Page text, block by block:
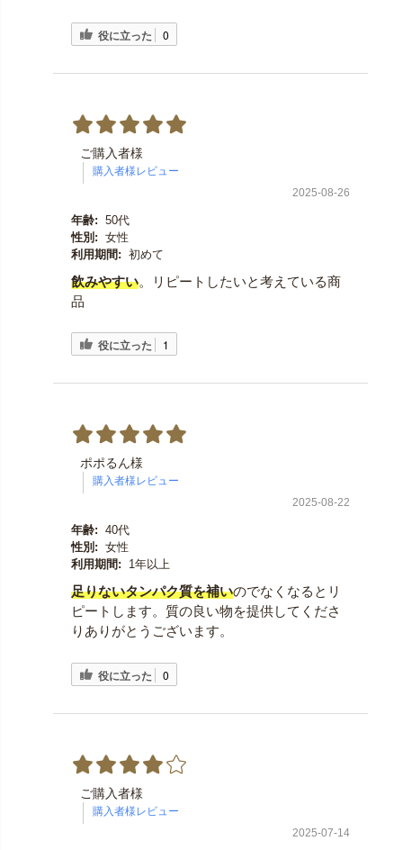
役に立った 0
ご購入者様
2025-08-26
年齢: 50代
性別: 女性
利用期間: 初めて
飲みやすい。リピートしたいと考えている商
品
役に立った 1
ポポるん様
2025-08-22
年齢: 40代
性別: 女性
利用期間:
1年以上
足りないタンパク質を補いのでなくなるとリ
ピートします。質の良い物を提供してくださ
りありがとうございます。
役に立った 0
ご購入者様
2025-07-14